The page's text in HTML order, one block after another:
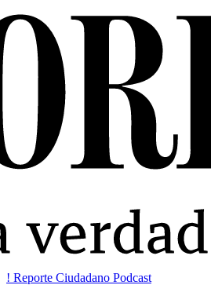
! Reporte Ciudadano Podcast